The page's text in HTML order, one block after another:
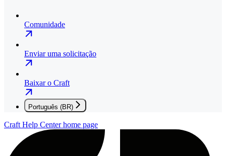
Comunidade
Enviar uma solicitação
Baixar o Craft
Português (BR)
Craft Help Centerhome page